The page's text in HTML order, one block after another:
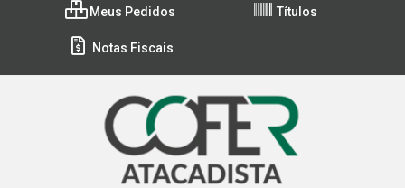
Meus Pedidos Títulos
Notas Fiscais